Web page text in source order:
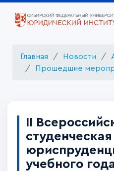
Главная Новости
Прошедшие
II
учебного